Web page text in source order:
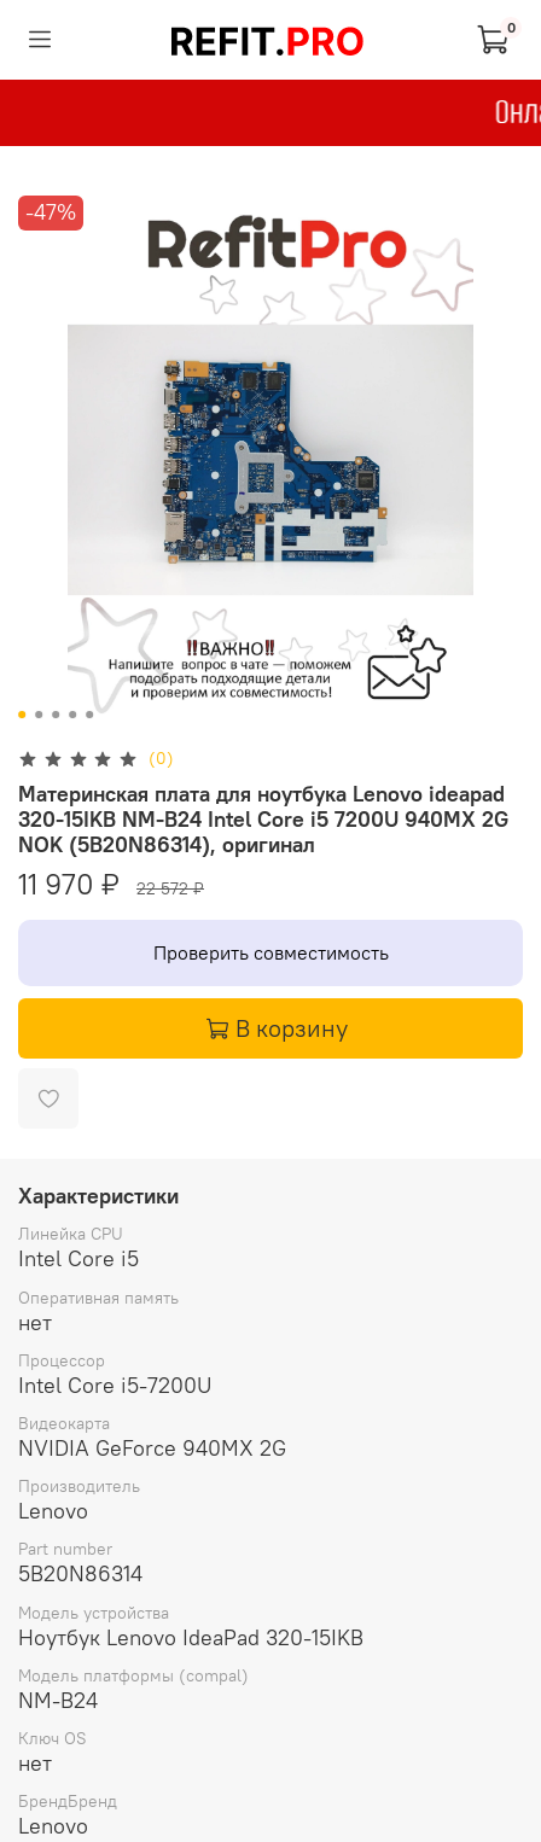
0
-47%
(0)
Материнская плата для ноутбука Lenovo ideapad
320-15IKB NM-B24 Intel Core i5 7200U 940MX 2G
NOK (5B20N86314), оригинал
11 970 ₽ 22 572 ₽
Проверить совместимость
В корзину
Характеристики
Линейка CPU
Intel Core i5
Оперативная память
нет
Процессор
Intel Core i5-7200U
Видеокарта
NVIDIA GeForce 940MX 2G
Производитель
Lenovo
Part number
5B20N86314
Модель устройства
Ноутбук Lenovo IdeaPad 320-15IKB
Модель платформы (compal)
NM-B24
Ключ OS
нет
БрендБренд
Lenovo